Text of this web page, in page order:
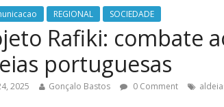
REGIONAL SOCIEDADE
Rafiki: combate
portuguesas
2025 Gonçalo Bastos 0 Comment